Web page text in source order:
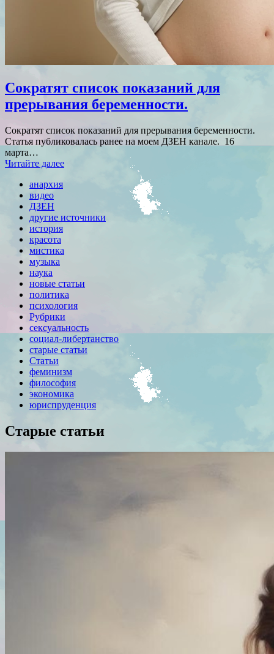
Сократят список показаний для
прерывания беременности.
Сократят список показаний для прерывания беременности.
Статья публиковалась ранее на моем ДЗЕН канале. 16
марта…
Читайте далее
анархия
видео
ДЗЕН
другие источники
история
красота
мистика
музыка
наука
новые статьи
политика
психология
Рубрики
сексуальность
социал-либертанство
старые статьи
Статьи
феминизм
философия
экономика
юриспруденция
Старые статьи